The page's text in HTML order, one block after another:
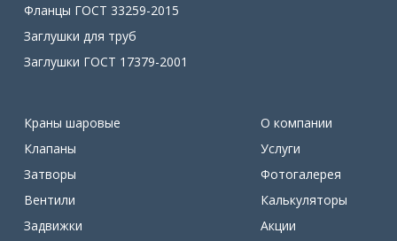
Фланцы ГОСТ 33259-2015
Заглушки для труб
Заглушки ГОСТ 17379-2001
Краны шаровые
Клапаны
Затворы
Вентили
Задвижки
О компании
Услуги
Фотогалерея
Калькуляторы
Акции